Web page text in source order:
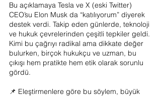
Bu açıklamaya Tesla ve X (eski Twitter)
CEO’su Elon Musk da “katılıyorum” diyerek
destek verdi. Takip eden günlerde, teknoloji
ve hukuk çevrelerinden çeşitli tepkiler geldi.
Kimi bu çağrıyı radikal ama dikkate değer
bulurken, birçok hukukçu ve uzman, bu
çıkışı hem pratikte hem etik olarak sorunlu
gördü.
📌 Eleştirmenlere göre bu söylem, büyük